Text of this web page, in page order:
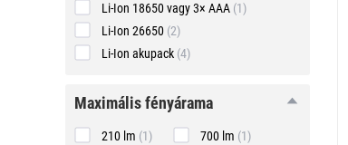
Li-Ion 18650 vagy 3× AAA (1)
Li-Ion 26650 (2)
Li-Ion akupack (4)
maximális
maximális fényárama
210 lm (1) 700 lm (1)